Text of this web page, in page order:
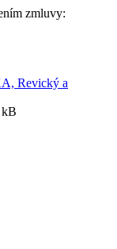
zmluvy:
Revický a